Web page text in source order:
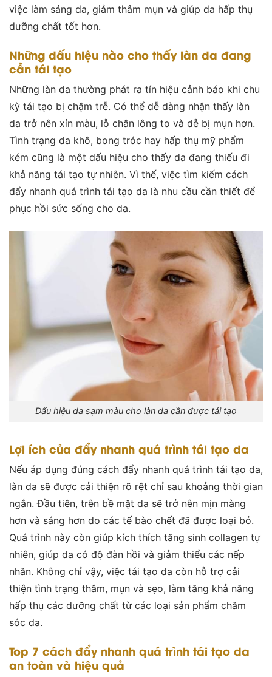
việc làm sáng da, giảm thâm mụn và giúp da hấp thụ
dưỡng chất tốt hơn.
Những dấu hiệu nào cho thấy làn da đang
cần tái tạo
Những làn da thường phát ra tín hiệu cảnh báo khi chu
kỳ tái tạo bị chậm trễ. Có thể dễ dàng nhận thấy làn
da trở nên xỉn màu, lỗ chân lông to và dễ bị mụn hơn.
Tình trạng da khô, bong tróc hay hấp thụ mỹ phẩm
kém cũng là một dấu hiệu cho thấy da đang thiếu đi
khả năng tái tạo tự nhiên. Vì thế, việc tìm kiếm cách
đẩy nhanh quá trình tái tạo da là nhu cầu cần thiết để
phục hồi sức sống cho da.
Dấu hiệu da sạm màu cho làn da cần được tái tạo
Lợi ích của đẩy nhanh quá trình tái tạo da
Nếu áp dụng đúng cách đẩy nhanh quá trình tái tạo da,
làn da sẽ được cải thiện rõ rệt chỉ sau khoảng thời gian
ngắn. Đầu tiên, trên bề mặt da sẽ trở nên mịn màng
hơn và sáng hơn do các tế bào chết đã được loại bỏ.
Quá trình này còn giúp kích thích tăng sinh collagen tự
nhiên, giúp da có độ đàn hồi và giảm thiểu các nếp
nhăn. Không chỉ vậy, việc tái tạo da còn hỗ trợ cải
thiện tình trạng thâm, mụn và sẹo, làm tăng khả năng
hấp thụ các dưỡng chất từ các loại sản phẩm chăm
sóc da.
Top 7 cách đẩy nhanh quá trình tái tạo da
an toàn và hiệu quả